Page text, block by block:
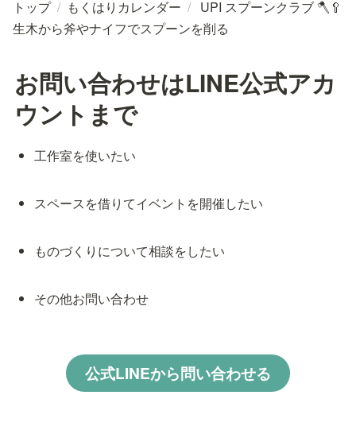
トップ / もくはりカレンダー / UPI スプーンクラブ 🪓🥄
生木から斧やナイフでスプーンを削る
お問い合わせはLINE公式アカ
ウントまで
工作室を使いたい
スペースを借りてイベントを開催したい
ものづくりについて相談をしたい
その他お問い合わせ
公式LINEから問い合わせる